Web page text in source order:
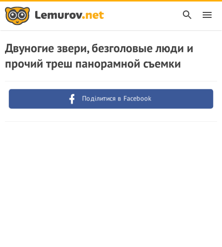
Двуногие звери, безголовые люди и
прочий треш панорамной съемки
Поділитися в Facebook